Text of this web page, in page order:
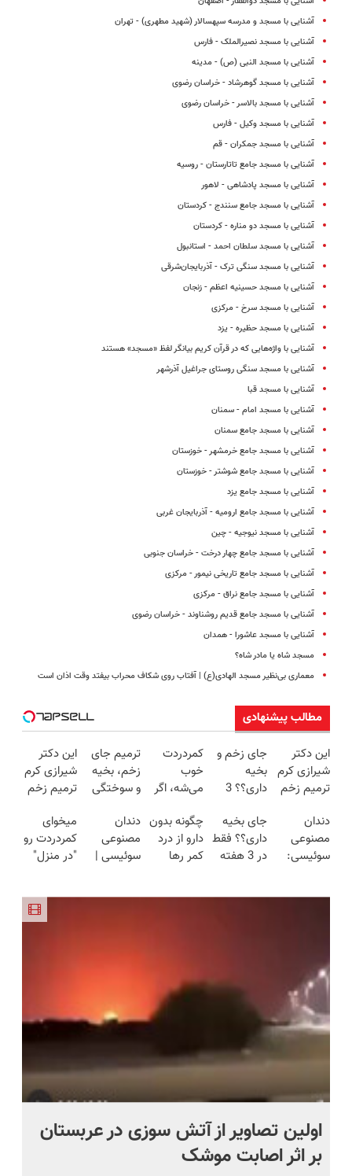
آشنایی با مسجد و مدرسه سپهسالار (شهید مطهری) - تهران
آشنایی با مسجد نصیرالملک - فارس
آشنایی با مسجد النبى (ص) - مدینه
آشنایی با مسجد گوهرشاد - خراسان رضوی
آشنایی با مسجد بالاسر - خراسان رضوی
آشنایی با مسجد وکیل - فارس
آشنایی با مسجد جمکران‌ - قم
آشنایی با مسجد جامع تاتارستان - روسیه
آشنایی با مسجد پادشاهی - لاهور
آشنایی با مسجد جامع سنندج - کردستان
آشنایی با مسجد دو مناره - کردستان
آشنایی با مسجد سلطان احمد - استانبول
آشنایی با مسجد سنگى ترک - آذربایجان‌شرقی
آشنایی با مسجد حسینیه اعظم - زنجان
آشنایی با مسجد سرخ - مرکزی
آشنایی با مسجد حظیره - یزد
آشنایی با واژه‌هایی که در قرآن کریم بیانگر لفظ «مسجد» هستند
آشنایی با مسجد سنگی روستای جراغیل آذرشهر
آشنایی با مسجد قبا
آشنایی با مسجد امام - سمنان
آشنایی با مسجد جامع سمنان
آشنایی با مسجد جامع خرمشهر - خوزستان
آشنایی با مسجد جامع شوشتر - خوزستان
آشنایی با مسجد جامع یزد
آشنایی با مسجد جامع ارومیه - آذربایجان غربی
آشنایی با مسجد نیوجیه - چین
آشنایی با مسجد جامع چهار درخت - خراسان جنوبی
آشنایی با مسجد جامع تاریخی نیمور - مرکزی
آشنایی با مسجد جامع نراق - مرکزی
آشنایی با مسجد جامع قدیم روشناوند - خراسان رضوی
آشنایی با مسجد عاشورا - همدان
مسجد شاه یا مادر شاه؟
معماری بی‌نظیر مسجد الهادی(ع) | آفتاب روی شکاف محراب بیفتد وقت اذان است
مطالب پیشنهادی
این دکتر
شیرازی کرم
ترمیم زخم
ساخت!!!
جای زخم و
بخیه
داری؟؟ 3
محوش کن!
کمردردت
خوب
می‌شه، اگر
پرسشنامه
رو پر کنی!!
ترمیم جای
زخم، بخیه
و سوختگی
هفته!!😍
این دکتر
شیرازی کرم
ترمیم زخم
ساخت!!!
دندان
مصنوعی
سوئیسی:
قسطی
جای بخیه
داری؟؟ فقط
در 3 هفته
چگونه بدون
دارو از درد
کمر رها
دندان
مصنوعی
سوئیسی |
میخوای
کمردردت رو
"در منزل"
◂پرسش‌نامه)
اولین تصاویر از آتش سوزی در عربستان
بر اثر اصابت موشک